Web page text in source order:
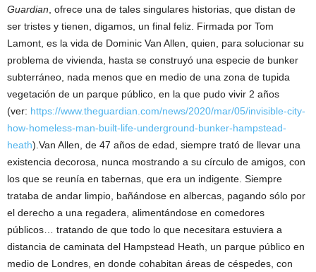
Guardian , ofrece una de tales singulares historias, que distan de
ser tristes y tienen, digamos, un final feliz. Firmada por Tom
Lamont, es la vida de Dominic Van Allen, quien, para solucionar su
problema de vivienda, hasta se construyó una especie de bunker
subterráneo, nada menos que en medio de una zona de tupida
vegetación de un parque público, en la que pudo vivir 2 años
(ver: https://www.theguardian.com/news/2020/mar/05/invisible-city-
how-homeless-man-built-life-underground-bunker-hampstead-
heath).Van Allen, de 47 años de edad, siempre trató de llevar una
existencia decorosa, nunca mostrando a su círculo de amigos, con
los que se reunía en tabernas, que era un indigente. Siempre
trataba de andar limpio, bañándose en albercas, pagando sólo por
el derecho a una regadera, alimentándose en comedores
públicos… tratando de que todo lo que necesitara estuviera a
distancia de caminata del Hampstead Heath, un parque público en
medio de Londres, en donde cohabitan áreas de céspedes, con